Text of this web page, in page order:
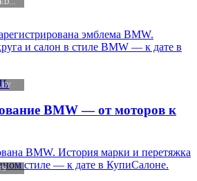
эмблема BMW.
и салон в стиле BMW — к дате в
BMW — от моторов к
BMW. История марки и перетяжка
стиле — к дате в КупиСалоне.